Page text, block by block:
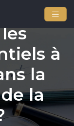
à
la
la